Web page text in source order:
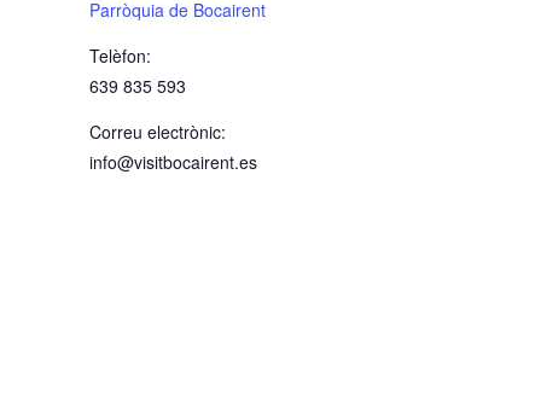
Parròquia de Bocairent
Telèfon:
639 835 593
Correu electrònic:
info@visitbocairent.es